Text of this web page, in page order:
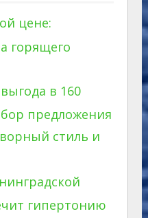
цене:
горящего
в 160
предложения
стиль и
гипертонию